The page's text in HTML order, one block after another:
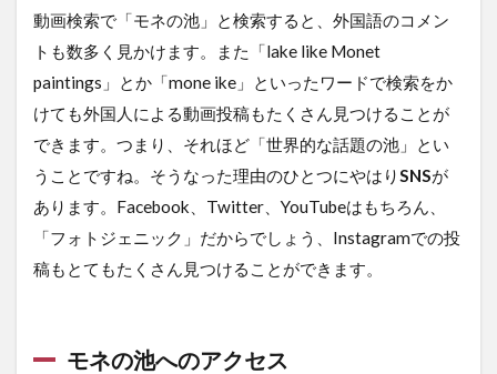
動画検索で「モネの池」と検索すると、外国語のコメン
トも数多く見かけます。また「lake like Monet
paintings」とか「mone ike」といったワードで検索をか
けても外国人による動画投稿もたくさん見つけることが
できます。つまり、それほど「世界的な話題の池」とい
うことですね。そうなった理由のひとつにやはりSNSが
あります。Facebook、Twitter、YouTubeはもちろん、
「フォトジェニック」だからでしょう、Instagramでの投
稿もとてもたくさん見つけることができます。
モネの池へのアクセス